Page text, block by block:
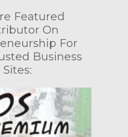
Featured
On
For
Business
Sites: